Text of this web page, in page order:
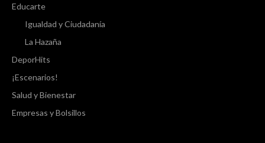
Educarte
Igualdad y Ciudadanía
La Hazaña
DeporHits
¡Escenarios!
Salud y Bienestar
Empresas y Bolsillos